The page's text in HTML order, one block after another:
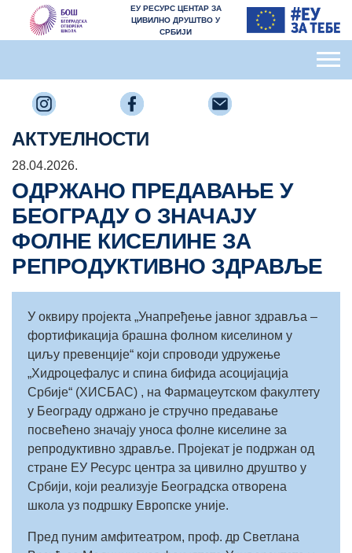
ЕУ РЕСУРС ЦЕНТАР ЗА
ЦИВИЛНО ДРУШТВО У
СРБИЈИ
АКТУЕЛНОСТИ
28.04.2026.
ОДРЖАНО ПРЕДАВАЊЕ У
БЕОГРАДУ О ЗНАЧАЈУ
ФОЛНЕ КИСЕЛИНЕ ЗА
РЕПРОДУКТИВНО ЗДРАВЉЕ
У оквиру пројекта „Унапређење јавног здравља –
фортификација брашна фолном киселином у
циљу превенције“ који спроводи удружење
„Хидроцефалус и спина бифида асоцијација
Србије“ (ХИСБАС) , на Фармацеутском факултету
у Београду одржано је стручно предавање
посвећено значају уноса фолне киселине за
репродуктивно здравље. Пројекат је подржан од
стране ЕУ Ресурс центра за цивилно друштво у
Србији, који реализује Београдска отворена
школа уз подршку Европске уније.
Пред пуним амфитеатром, проф. др Светлана